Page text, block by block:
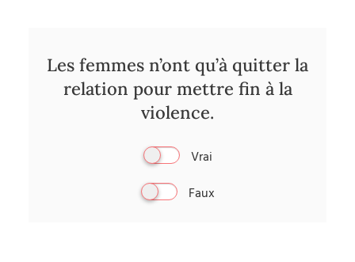
Les femmes n’ont qu’à quitter la
relation pour mettre fin à la
violence.
Vrai
Faux